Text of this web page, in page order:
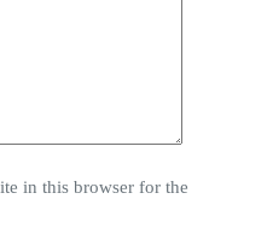
in this browser for the